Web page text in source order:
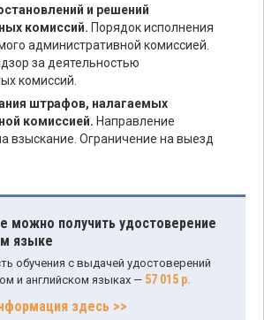
и решений
комиссий. Порядок исполнения
административной комиссией.
за деятельностью
комиссий.
штрафов, налагаемых
комиссией. Направление
взыскание. Ограничение на выезд
можно получить удостоверение
языке
обучения с выдачей удостоверений
и английском языках — 57 015 р.
здесь >>